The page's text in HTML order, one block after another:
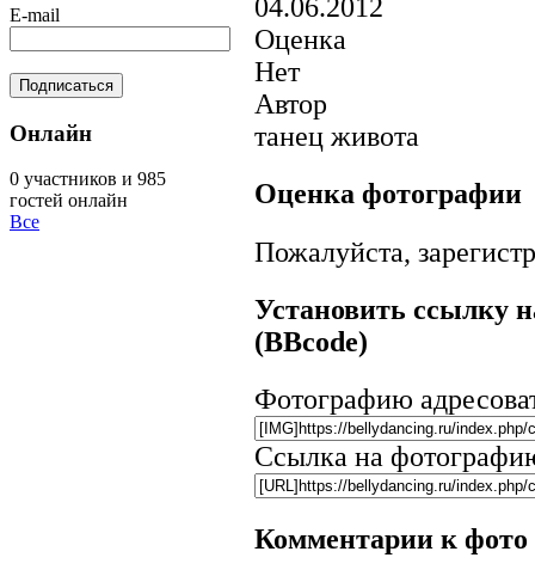
04.06.2012
Оценка
Нет
Автор
танец живота
Оценка фотографии
Пожалуйста,
Установить ссылку
(BBcode)
Фотографию
Ссылка на
Комментарии к фото
E-mail
Онлайн
0 участников и 985
гостей онлайн
Все